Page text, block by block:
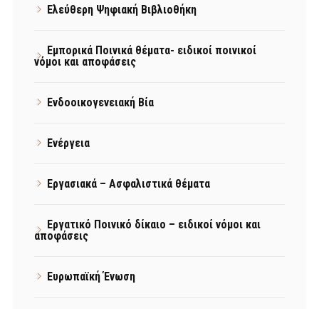
Ελεύθερη Ψηφιακή Βιβλιοθήκη
Εμπορικά Ποινικά θέματα- ειδικοί ποινικοί
νόμοι και αποφάσεις
Ενδοοικογενειακή Βία
Ενέργεια
Εργασιακά – Ασφαλιστικά θέματα
Εργατικό Ποινικό δίκαιο – ειδικοί νόμοι και
αποφάσεις
Ευρωπαϊκή Ένωση